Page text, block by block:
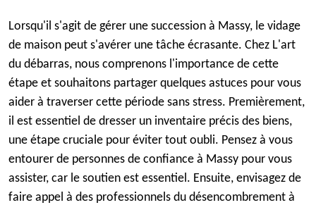
Lorsqu'il s'agit de gérer une succession à Massy, le vidage
de maison peut s'avérer une tâche écrasante. Chez L'art
du débarras, nous comprenons l'importance de cette
étape et souhaitons partager quelques astuces pour vous
aider à traverser cette période sans stress. Premièrement,
il est essentiel de dresser un inventaire précis des biens,
une étape cruciale pour éviter tout oubli. Pensez à vous
entourer de personnes de confiance à Massy pour vous
assister, car le soutien est essentiel. Ensuite, envisagez de
faire appel à des professionnels du désencombrement à